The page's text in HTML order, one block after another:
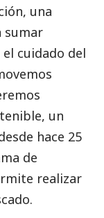
una
sumar
cuidado del
un
hace 25
de
realizar